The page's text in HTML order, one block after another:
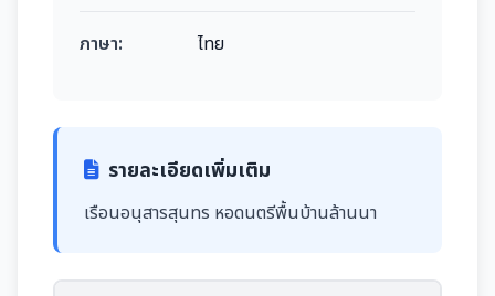
ภาษา: ไทย
รายละเอียดเพิ่มเติม
เรือนอนุสารสุนทร หอดนตรีพื้นบ้านล้านนา